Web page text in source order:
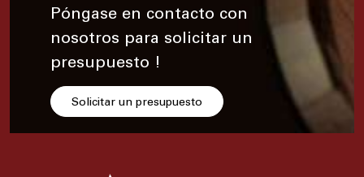
Póngase en contacto con
nosotros para solicitar un
presupuesto !
Solicitar un presupuesto